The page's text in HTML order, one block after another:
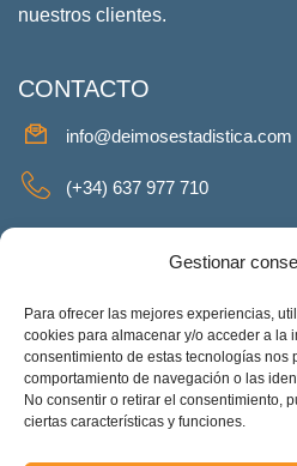
Gestionar
Para ofrecer las mejores experiencias,
cookies para almacenar y/o acceder a la
consentimiento de estas tecnologías nos
comportamiento de navegación o las
No consentir o retirar el consentimiento,
ciertas características y funciones.
nuestros clientes.
CONTACTO
info@deimosestadistica.com
(+34) 637 977 710
REDES SOCIALES
Facebook Twitter